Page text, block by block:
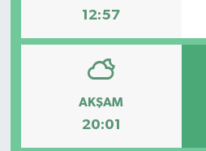
12:57
AKŞAM
20:01